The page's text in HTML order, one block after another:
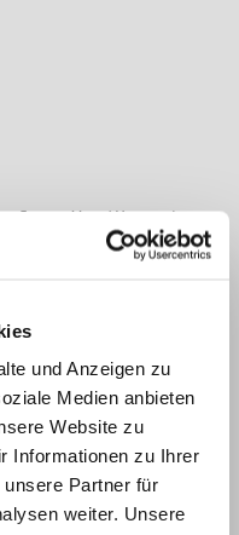
und Anzeigen zu
Medien anbieten
Website zu
Informationen zu Ihrer
Partner für
weiter. Unsere
e.V. (Hrsg.)